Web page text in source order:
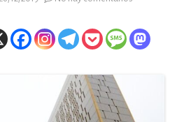
para
los
buscadores